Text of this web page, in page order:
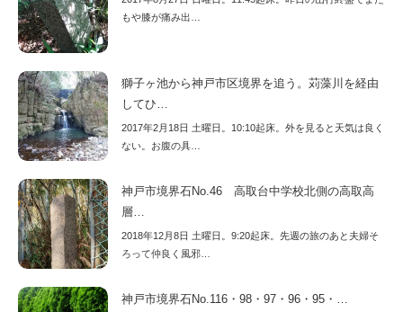
もや膝が痛み出…
獅子ヶ池から神戸市区境界を追う。苅藻川を経由
してひ…
2017年2月18日 土曜日。10:10起床。外を見ると天気は良く
ない。お腹の具…
神戸市境界石No.46 高取台中学校北側の高取高
層…
2018年12月8日 土曜日。9:20起床。先週の旅のあと夫婦そ
ろって仲良く風邪…
神戸市境界石No.116・98・97・96・95・…